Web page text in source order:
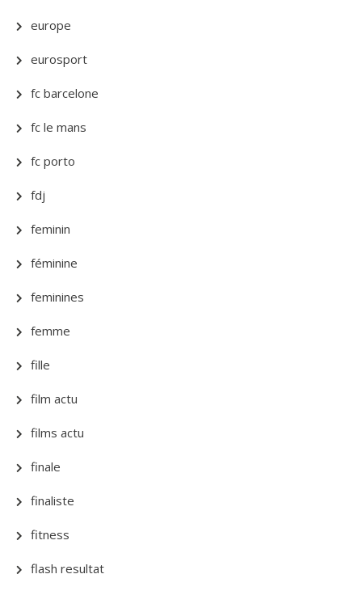
europe
eurosport
fc barcelone
fc le mans
fc porto
fdj
feminin
féminine
feminines
femme
fille
film actu
films actu
finale
finaliste
fitness
flash resultat